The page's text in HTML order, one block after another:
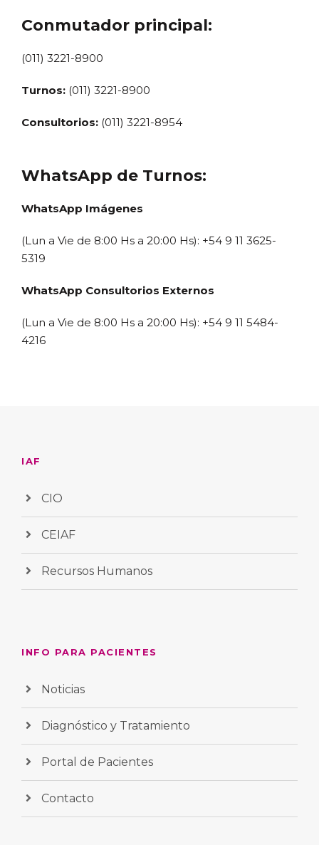
Conmutador principal:
(011) 3221-8900
Turnos: (011) 3221-8900
Consultorios: (011) 3221-8954
WhatsApp de Turnos:
WhatsApp Imágenes
(Lun a Vie de 8:00 Hs a 20:00 Hs): +54 9 11 3625-
5319
WhatsApp Consultorios Externos
(Lun a Vie de 8:00 Hs a 20:00 Hs): +54 9 11 5484-
4216
IAF
CIO
CEIAF
Recursos Humanos
INFO PARA PACIENTES
Noticias
Diagnóstico y Tratamiento
Portal de Pacientes
Contacto